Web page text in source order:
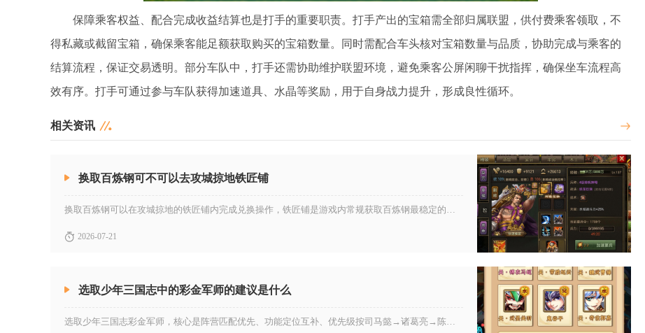
保障乘客权益、配合完成收益结算也是打手的重要职责。打手产出的宝箱需全部归属联盟，供付费乘客领取，不
得私藏或截留宝箱，确保乘客能足额获取购买的宝箱数量。同时需配合车头核对宝箱数量与品质，协助完成与乘客的
结算流程，保证交易透明。部分车队中，打手还需协助维护联盟环境，避免乘客公屏闲聊干扰指挥，确保坐车流程高
效有序。打手可通过参与车队获得加速道具、水晶等奖励，用于自身战力提升，形成良性循环。
相关资讯
换取百炼钢可不可以去攻城掠地铁匠铺
2026-07-21
选取少年三国志中的彩金军师的建议是什么